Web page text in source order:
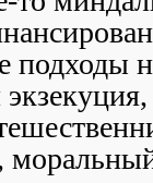
подходы